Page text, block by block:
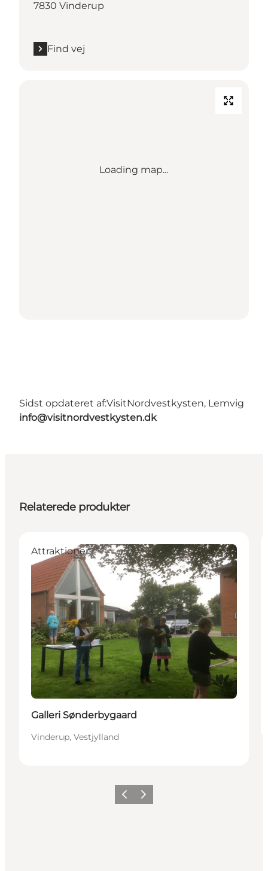
7830 Vinderup
Find vej
Loading map...
Sidst opdateret af:VisitNordvestkysten, Lemvig
info@visitnordvestkysten.dk
Relaterede produkter
Attraktioner
Galleri Sønderbygaard
Vinderup, Vestjylland
ForrigeNæste